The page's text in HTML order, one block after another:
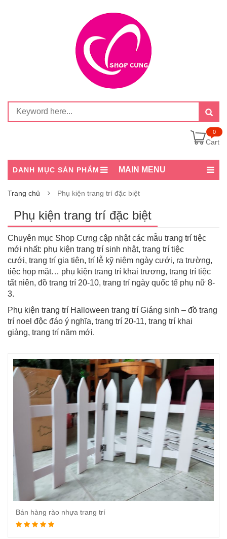
Cart
0
DANH MỤC SẢN PHẨM MAIN MENU
Trang chủ Phụ kiện trang trí đặc biệt
Phụ kiện trang trí đặc biệt
Chuyên mục Shop Cưng cập nhật các mẫu trang trí tiệc
mới nhất: phụ kiện trang trí sinh nhật, trang trí tiệc
cưới, trang trí gia tiên, trí lễ kỹ niệm ngày cưới, ra trường,
tiệc họp mặt… phụ kiện trang trí khai trương, trang trí tiệc
tất niên, đồ trang trí 20-10, trang trí ngày quốc tế phụ nữ 8-
3.
Phụ kiện trang trí Halloween trang trí Giáng sinh – đồ trang
trí noel độc đáo ý nghĩa, trang trí 20-11, trang trí khai
giảng, trang trí năm mới.
Bán hàng rào nhựa trang trí